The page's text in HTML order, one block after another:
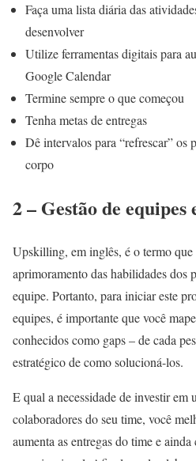
Faça uma lista diária das
desenvolver
Utilize ferramentas digitais para
Google Calendar
Termine sempre o que começou
Tenha metas de entregas
Dê intervalos para “refrescar” os
corpo
2 – Gestão de
Upskilling, em inglês, é o termo que
aprimoramento das habilidades dos
equipe. Portanto, para iniciar este
equipes, é importante que você
conhecidos como gaps – de cada
estratégico de como solucioná-los.
E qual a necessidade de investir
colaboradores do seu time, você
aumenta as entregas do time e